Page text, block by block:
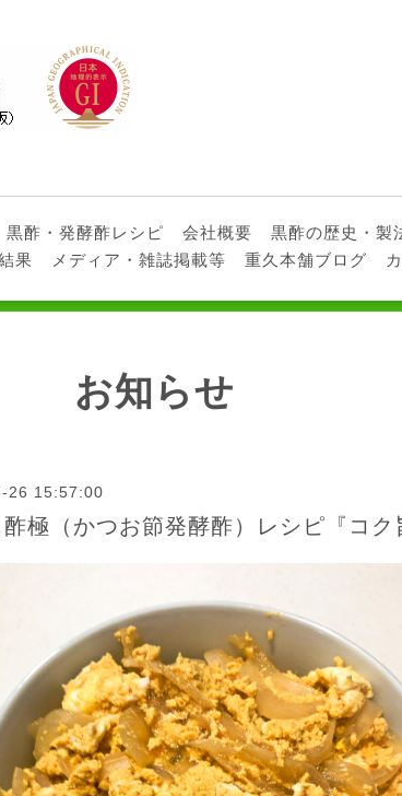
黒酢・発酵酢レシピ 会社概要 黒酢の歴史・製
果 メディア・雑誌掲載等 重久本舗ブログ
お知らせ
26 15:57:00
酢極（かつお節発酵酢）レシピ『コク